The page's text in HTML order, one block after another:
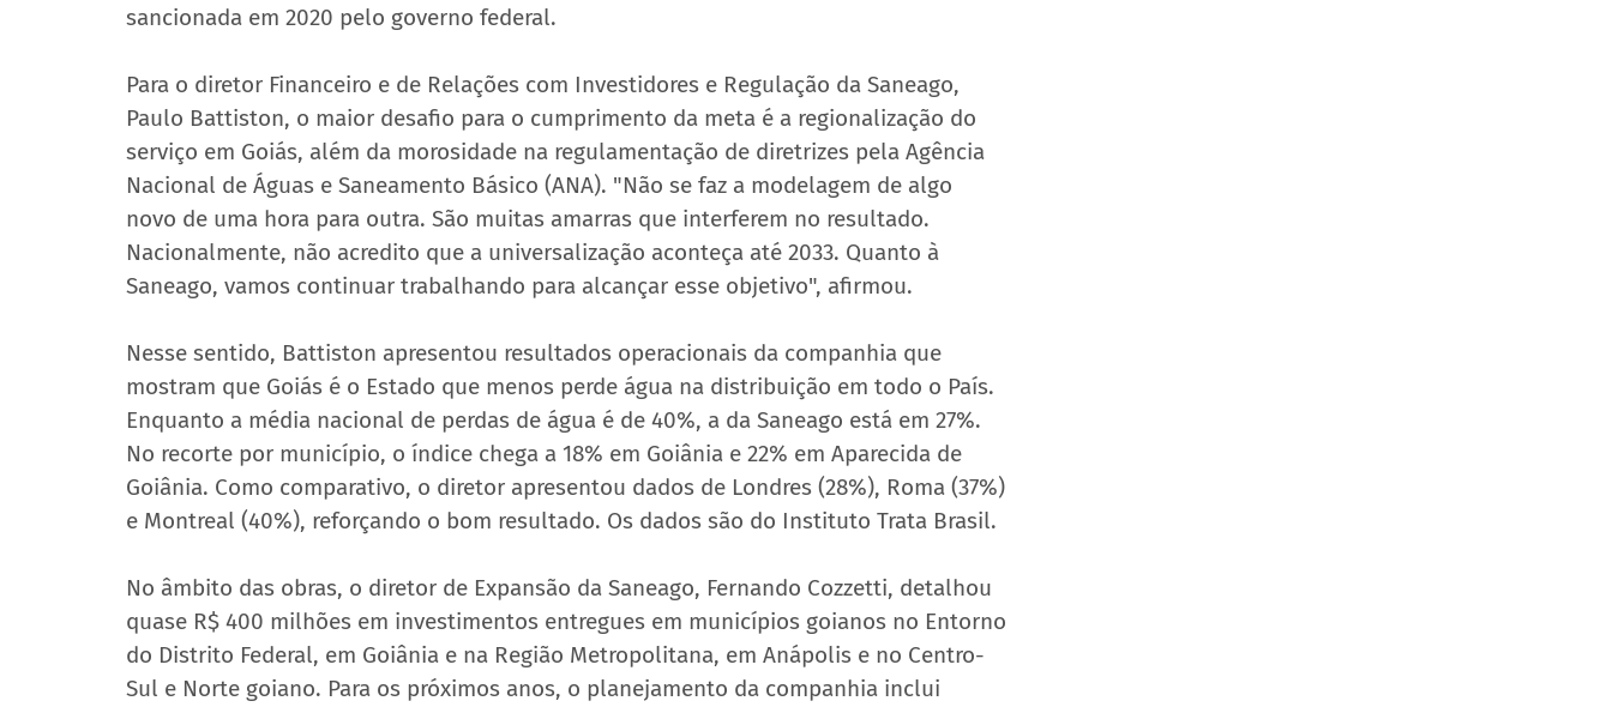
sancionada em 2020 pelo governo federal.
Para o diretor Financeiro e de Relações com Investidores e Regulação da Saneago,
Paulo Battiston, o maior desafio para o cumprimento da meta é a regionalização do
serviço em Goiás, além da morosidade na regulamentação de diretrizes pela Agência
Nacional de Águas e Saneamento Básico (ANA). "Não se faz a modelagem de algo
novo de uma hora para outra. São muitas amarras que interferem no resultado.
Nacionalmente, não acredito que a universalização aconteça até 2033. Quanto à
Saneago, vamos continuar trabalhando para alcançar esse objetivo", afirmou.
Nesse sentido, Battiston apresentou resultados operacionais da companhia que
mostram que Goiás é o Estado que menos perde água na distribuição em todo o País.
Enquanto a média nacional de perdas de água é de 40%, a da Saneago está em 27%.
No recorte por município, o índice chega a 18% em Goiânia e 22% em Aparecida de
Goiânia. Como comparativo, o diretor apresentou dados de Londres (28%), Roma (37%)
e Montreal (40%), reforçando o bom resultado. Os dados são do Instituto Trata Brasil.
No âmbito das obras, o diretor de Expansão da Saneago, Fernando Cozzetti, detalhou
quase R$ 400 milhões em investimentos entregues em municípios goianos no Entorno
do Distrito Federal, em Goiânia e na Região Metropolitana, em Anápolis e no Centro-
Sul e Norte goiano. Para os próximos anos, o planejamento da companhia inclui